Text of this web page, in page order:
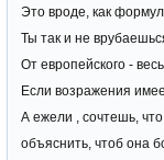
Это вроде, как
Ты так и не
От европейского -
Если возражения
А ежели , сочтешь,
объяснить, чтоб она